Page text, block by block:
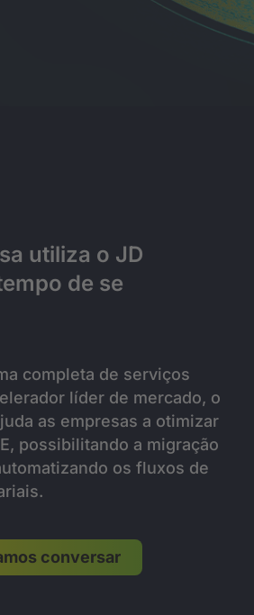
utiliza o JD
de se
completa de serviços
líder de mercado, o
as empresas a otimizar
possibilitando a migração
os fluxos de
conversar